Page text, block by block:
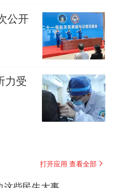
公开
力受
打开应用 查看全部